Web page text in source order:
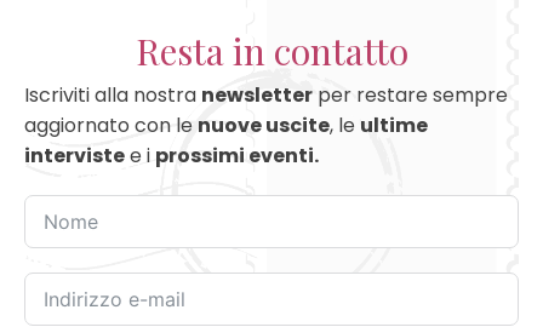
Resta in contatto
Iscriviti alla nostra newsletter per restare sempre
aggiornato con le nuove uscite, le ultime
intervistee i prossimi eventi.